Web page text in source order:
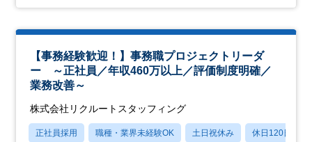
【事務経験歓迎！】事務職プロジェクトリーダ
ー ～正社員／年収460万以上／評価制度明確／
業務改善～
株式会社リクルートスタッフィング
正社員採用 職種・業界未経験OK 土日祝休み 休日120日以上